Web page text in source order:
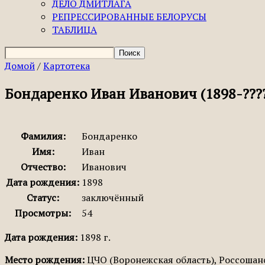
ДЕЛО ДМИТЛАГА
РЕПРЕССИРОВАННЫЕ БЕЛОРУСЫ
ТАБЛИЦА
Домой/Картотека
Бондаренко Иван Иванович (1898-
Фамилия:
Бондаренко
Имя:
Иван
Отчество:
Иванович
Дата рождения: 1898
Статус:
заключённый
Просмотры:
54
Дата рождения: 1898 г.
Место рождения:ЦЧО (Воронежская область),